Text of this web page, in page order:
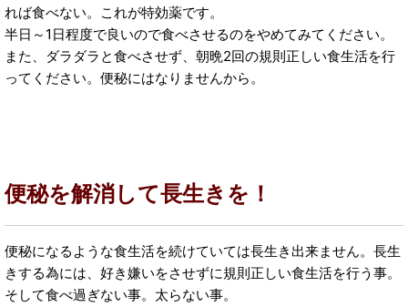
れば食べない。これが特効薬です。
半日～1日程度で良いので食べさせるのをやめてみてください。
また、ダラダラと食べさせず、朝晩2回の規則正しい食生活を行
ってください。便秘にはなりませんから。
便秘を解消して長生きを！
便秘になるような食生活を続けていては長生き出来ません。長生
きする為には、好き嫌いをさせずに規則正しい食生活を行う事。
そして食べ過ぎない事。太らない事。